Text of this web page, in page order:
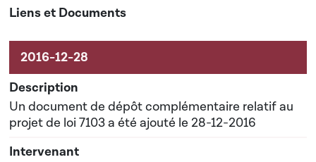
Un document de dépôt complémentaire relatif au
projet de loi 7103 a été ajouté le 28-12-2016